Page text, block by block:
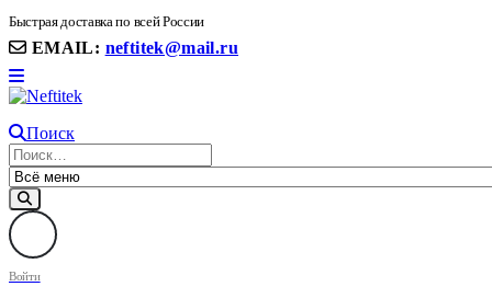
Быстрая доставка по всей России
EMAIL: neftitek@mail.ru
Поиск
Войти
8(906) 399 11 22 | 8(905)367-58-58